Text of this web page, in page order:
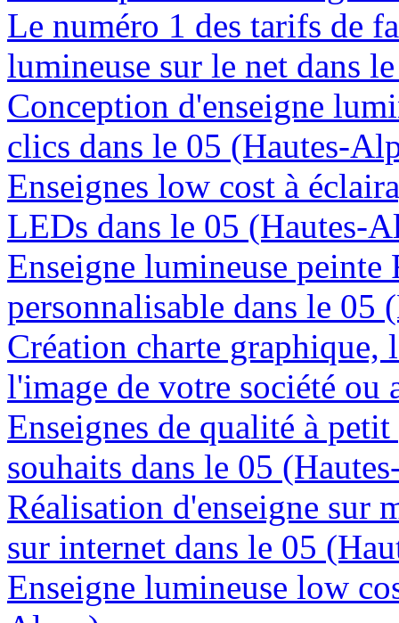
Le numéro 1 des tarifs de
lumineuse sur le net dans
Conception d'enseigne
clics dans le 05 (Hautes-
Enseignes low cost à
LEDs dans le 05 (Hautes-
Enseigne lumineuse
personnalisable dans le 05
Création charte graphique,
l'image de votre société ou
Enseignes de qualité à
souhaits dans le 05
Réalisation d'enseigne sur
sur internet dans le 05
Enseigne lumineuse low